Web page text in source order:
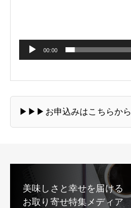
00:00
▶︎▶︎▶︎お申込みはこちらから
美味しさと幸せを届ける
お取り寄せ特集メディア